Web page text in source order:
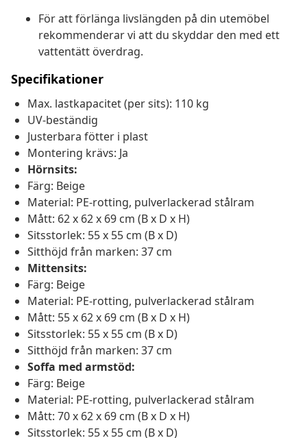
För att förlänga livslängden på din utemöbel
rekommenderar vi att du skyddar den med ett
vattentätt överdrag.
Specifikationer
Max. lastkapacitet (per sits): 110 kg
UV-beständig
Justerbara fötter i plast
Montering krävs: Ja
Hörnsits:
Färg: Beige
Material: PE-rotting, pulverlackerad stålram
Mått: 62 x 62 x 69 cm (B x D x H)
Sitsstorlek: 55 x 55 cm (B x D)
Sitthöjd från marken: 37 cm
Mittensits:
Färg: Beige
Material: PE-rotting, pulverlackerad stålram
Mått: 55 x 62 x 69 cm (B x D x H)
Sitsstorlek: 55 x 55 cm (B x D)
Sitthöjd från marken: 37 cm
Soffa med armstöd:
Färg: Beige
Material: PE-rotting, pulverlackerad stålram
Mått: 70 x 62 x 69 cm (B x D x H)
Sitsstorlek: 55 x 55 cm (B x D)